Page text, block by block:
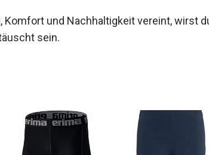
und Nachhaltigkeit vereint, wirst du